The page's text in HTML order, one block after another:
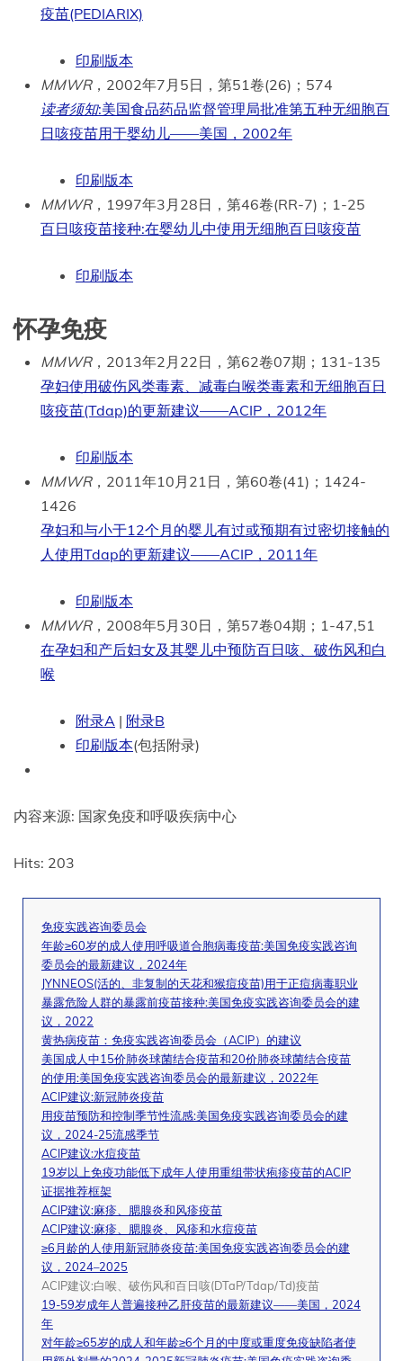
疫苗(PEDIARIX)
印刷版本
MMWR，2002年7月5日，第51卷(26)；574
读者须知:美国食品药品监督管理局批准第五种无细胞百
日咳疫苗用于婴幼儿——美国，2002年
印刷版本
MMWR，1997年3月28日，第46卷(RR-7)；1-25
百日咳疫苗接种:在婴幼儿中使用无细胞百日咳疫苗
印刷版本
怀孕免疫
MMWR，2013年2月22日，第62卷07期；131-135
孕妇使用破伤风类毒素、减毒白喉类毒素和无细胞百日
咳疫苗(Tdap)的更新建议——ACIP，2012年
印刷版本
MMWR，2011年10月21日，第60卷(41)；1424-
1426
孕妇和与小于12个月的婴儿有过或预期有过密切接触的
人使用Tdap的更新建议——ACIP，2011年
印刷版本
MMWR，2008年5月30日，第57卷04期；1-47,51
在孕妇和产后妇女及其婴儿中预防百日咳、破伤风和白
喉
附录A | 附录B
印刷版本(包括附录)
内容来源: 国家免疫和呼吸疾病中心
Hits: 203
免疫实践咨询委员会
年龄≥60岁的成人使用呼吸道合胞病毒疫苗:美国免疫实践咨询
委员会的最新建议，2024年
JYNNEOS(活的、非复制的天花和猴痘疫苗)用于正痘病毒职业
暴露危险人群的暴露前疫苗接种:美国免疫实践咨询委员会的建
议，2022
黄热病疫苗：免疫实践咨询委员会（ACIP）的建议
美国成人中15价肺炎球菌结合疫苗和20价肺炎球菌结合疫苗
的使用:美国免疫实践咨询委员会的最新建议，2022年
ACIP建议:新冠肺炎疫苗
用疫苗预防和控制季节性流感:美国免疫实践咨询委员会的建
议，2024-25流感季节
ACIP建议:水痘疫苗
19岁以上免疫功能低下成年人使用重组带状疱疹疫苗的ACIP
证据推荐框架
ACIP建议:麻疹、腮腺炎和风疹疫苗
ACIP建议:麻疹、腮腺炎、风疹和水痘疫苗
≥6月龄的人使用新冠肺炎疫苗:美国免疫实践咨询委员会的建
议，2024–2025
ACIP建议:白喉、破伤风和百日咳(DTaP/Tdap/Td)疫苗
19-59岁成年人普遍接种乙肝疫苗的最新建议——美国，2024
年
对年龄≥65岁的成人和年龄≥6个月的中度或重度免疫缺陷者使